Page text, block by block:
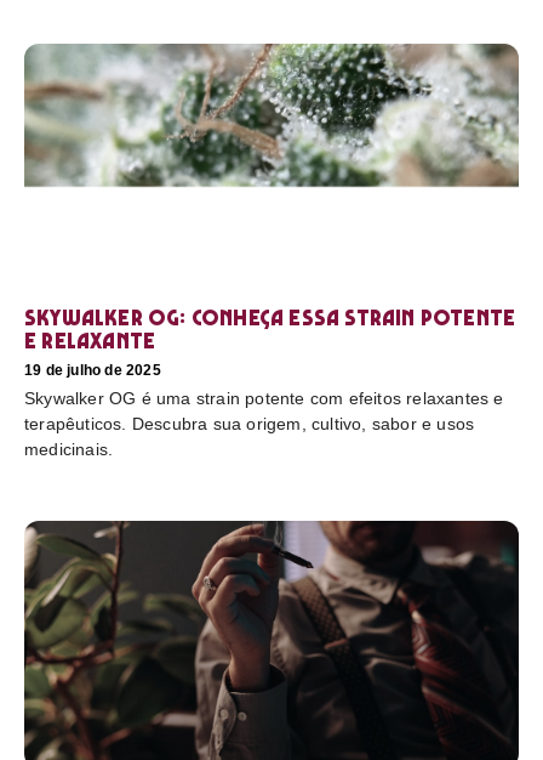
Skywalker OG: conheça essa strain potente
e relaxante
19 de julho de 2025
Skywalker OG é uma strain potente com efeitos relaxantes e
terapêuticos. Descubra sua origem, cultivo, sabor e usos
medicinais.